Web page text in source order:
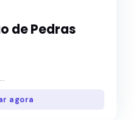
de Pedras
agora